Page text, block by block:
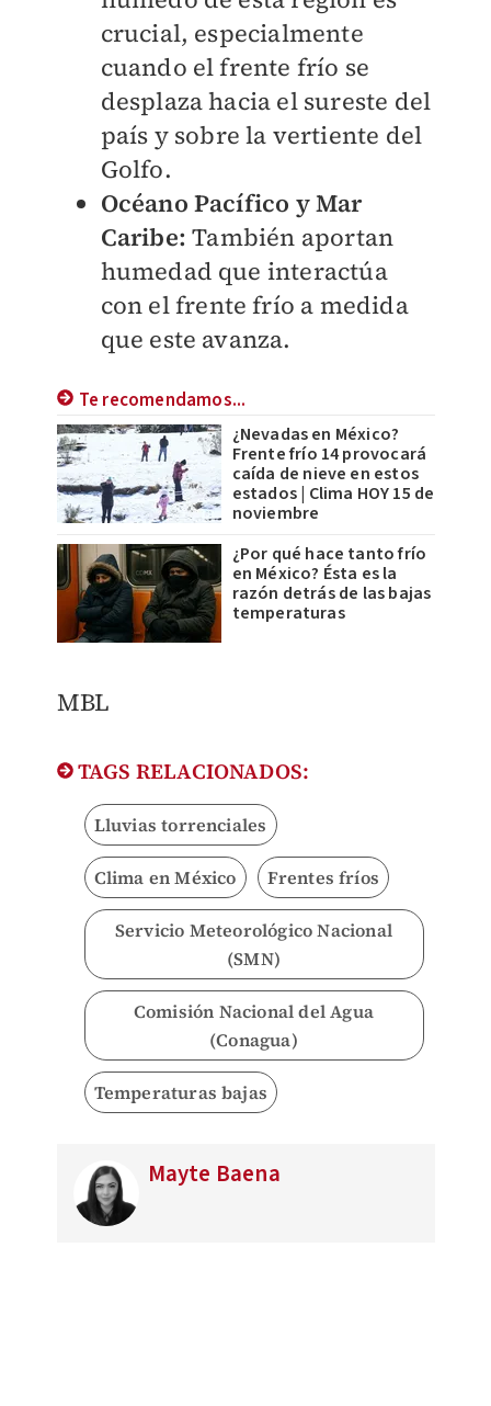
crucial, especialmente
cuando el frente frío se
desplaza hacia el sureste del
país y sobre la vertiente del
Golfo.
Océano Pacífico y Mar
Caribe: También aportan
humedad que interactúa
con el frente frío a medida
que este avanza.
Te recomendamos...
¿Nevadas en México?
Frente frío 14 provocará
caída de nieve en estos
estados | Clima HOY 15 de
noviembre
¿Por qué hace tanto frío
en México? Ésta es la
razón detrás de las bajas
temperaturas
MBL ​
TAGS RELACIONADOS:
Lluvias torrenciales
Clima en México Frentes fríos
Servicio Meteorológico Nacional
(SMN)
Comisión Nacional del Agua
(Conagua)
Temperaturas bajas
Mayte Baena